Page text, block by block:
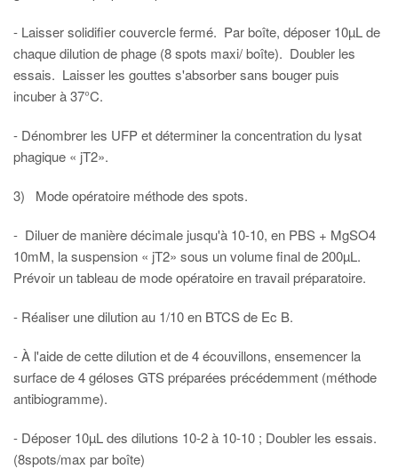
- Laisser solidifier couvercle fermé. Par boîte, déposer 10µL de
chaque dilution de phage (8 spots maxi/ boîte). Doubler les
essais. Laisser les gouttes s'absorber sans bouger puis
incuber à 37°C.
- Dénombrer les UFP et déterminer la concentration du lysat
phagique « jT2».
3) Mode opératoire méthode des spots.
- Diluer de manière décimale jusqu'à 10-10, en PBS + MgSO4
10mM, la suspension « jT2» sous un volume final de 200µL.
Prévoir un tableau de mode opératoire en travail préparatoire.
- Réaliser une dilution au 1/10 en BTCS de Ec B.
- À l'aide de cette dilution et de 4 écouvillons, ensemencer la
surface de 4 géloses GTS préparées précédemment (méthode
antibiogramme).
- Déposer 10µL des dilutions 10-2 à 10-10 ; Doubler les essais.
(8spots/max par boîte)